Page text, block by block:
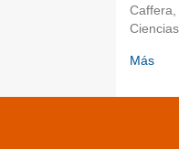
Caffera,
Más